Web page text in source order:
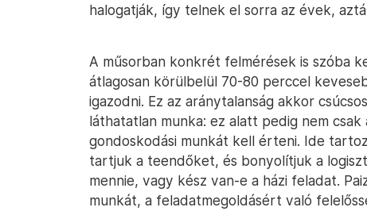
halogatják, így telnek el sorra az évek,
A műsorban konkrét felmérések is szóba
átlagosan körülbelül 70-80 perccel
igazodni. Ez az aránytalanság akkor
láthatatlan munka: ez alatt pedig nem
gondoskodási munkát kell érteni. Ide
tartjuk a teendőket, és bonyolítjuk a
mennie, vagy kész van-e a házi feladat.
munkát, a feladatmegoldásért való